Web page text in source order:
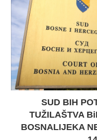
SUD BIH
TUŽILAŠTVA
BOSNALIJEKA